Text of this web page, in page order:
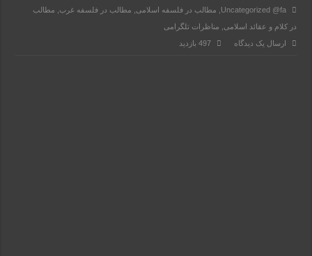
Uncategorized @fa
مطالب در فلسفه اسلامی مطالب در فلسفه غرب
مطالب
در کلام و عقائد اسلامی
مناظرات تلگرامی
ارسال یک دیدگاه
497 بازدید